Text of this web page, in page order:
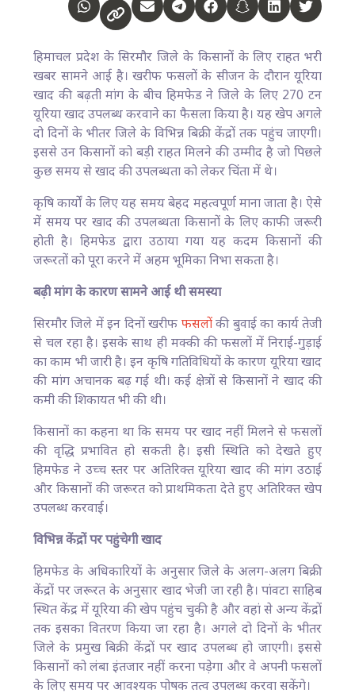
हिमाचल प्रदेश के सिरमौर जिले के किसानों के लिए राहत भरी
खबर सामने आई है। खरीफ फसलों के सीजन के दौरान यूरिया
खाद की बढ़ती मांग के बीच हिमफेड ने जिले के लिए 270 टन
यूरिया खाद उपलब्ध करवाने का फैसला किया है। यह खेप अगले
दो दिनों के भीतर जिले के विभिन्न बिक्री केंद्रों तक पहुंच जाएगी।
इससे उन किसानों को बड़ी राहत मिलने की उम्मीद है जो पिछले
कुछ समय से खाद की उपलब्धता को लेकर चिंता में थे।
कृषि कार्यों के लिए यह समय बेहद महत्वपूर्ण माना जाता है। ऐसे
में समय पर खाद की उपलब्धता किसानों के लिए काफी जरूरी
होती है। हिमफेड द्वारा उठाया गया यह कदम किसानों की
जरूरतों को पूरा करने में अहम भूमिका निभा सकता है।
बढ़ी मांग के कारण सामने आई थी समस्या
सिरमौर जिले में इन दिनों खरीफ फसलोंकी बुवाई का कार्य तेजी
से चल रहा है। इसके साथ ही मक्की की फसलों में निराई-गुड़ाई
का काम भी जारी है। इन कृषि गतिविधियों के कारण यूरिया खाद
की मांग अचानक बढ़ गई थी। कई क्षेत्रों से किसानों ने खाद की
कमी की शिकायत भी की थी।
किसानों का कहना था कि समय पर खाद नहीं मिलने से फसलों
की वृद्धि प्रभावित हो सकती है। इसी स्थिति को देखते हुए
हिमफेड ने उच्च स्तर पर अतिरिक्त यूरिया खाद की मांग उठाई
और किसानों की जरूरत को प्राथमिकता देते हुए अतिरिक्त खेप
उपलब्ध करवाई।
विभिन्न केंद्रों पर पहुंचेगी खाद
हिमफेड के अधिकारियों के अनुसार जिले के अलग-अलग बिक्री
केंद्रों पर जरूरत के अनुसार खाद भेजी जा रही है। पांवटा साहिब
स्थित केंद्र में यूरिया की खेप पहुंच चुकी है और वहां से अन्य केंद्रों
तक इसका वितरण किया जा रहा है। अगले दो दिनों के भीतर
जिले के प्रमुख बिक्री केंद्रों पर खाद उपलब्ध हो जाएगी। इससे
किसानों को लंबा इंतजार नहीं करना पड़ेगा और वे अपनी फसलों
के लिए समय पर आवश्यक पोषक तत्व उपलब्ध करवा सकेंगे।